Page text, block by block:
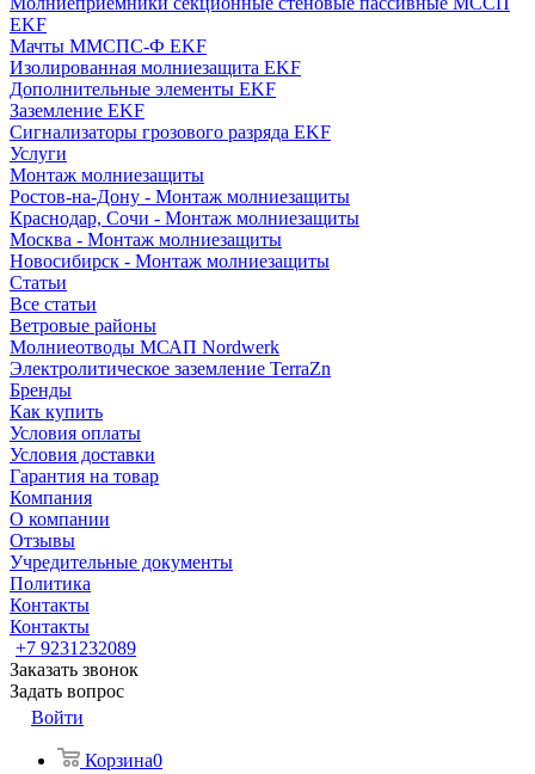
EKF
Мачты ММСПС-Ф EKF
Изолированная молниезащита EKF
Дополнительные элементы EKF
Заземление EKF
Сигнализаторы грозового разряда EKF
Услуги
Монтаж молниезащиты
Ростов-на-Дону - Монтаж молниезащиты
Краснодар, Сочи - Монтаж молниезащиты
Москва - Монтаж молниезащиты
Новосибирск - Монтаж молниезащиты
Статьи
Все статьи
Ветровые районы
Молниеотводы МСАП Nordwerk
Электролитическое заземление TerraZn
Бренды
Как купить
Условия оплаты
Условия доставки
Гарантия на товар
Компания
О компании
Отзывы
Учредительные документы
Политика
Контакты
Контакты
+7 9231232089
Заказать звонок
Задать вопрос
Войти
Корзина0